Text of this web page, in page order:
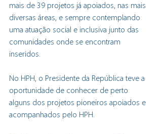
mais de 39 projetos já apoiados, nas mais
diversas áreas, e sempre contemplando
uma atuação social e inclusiva junto das
comunidades onde se encontram
inseridos.
No HPH, o Presidente da República teve a
oportunidade de conhecer de perto
alguns dos projetos pioneiros apoiados e
acompanhados pelo HPH.